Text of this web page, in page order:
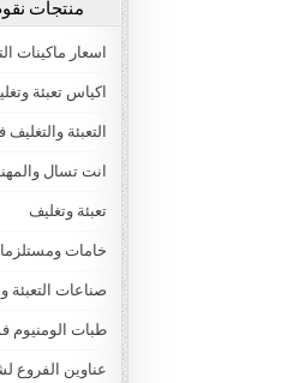
منتجات
اسعار ماكينات
اكياس تعبئة
التعبئة
انت تسال
تعبئة وتغليف
خامات
صناعات التعبئة
طبات الومنيوم
عناوين الفروع